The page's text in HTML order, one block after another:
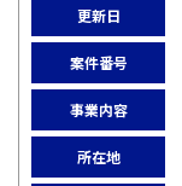
更新日
案件番号
事業内容
所在地